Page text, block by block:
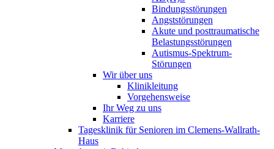
Bindungsstörungen
Angststörungen
Akute und posttraumatische
Belastungsstörungen
Autismus-Spektrum-
Störungen
Wir über uns
Klinikleitung
Vorgehensweise
Ihr Weg zu uns
Karriere
Tagesklinik für Senioren im Clemens-Wallrath-
Haus